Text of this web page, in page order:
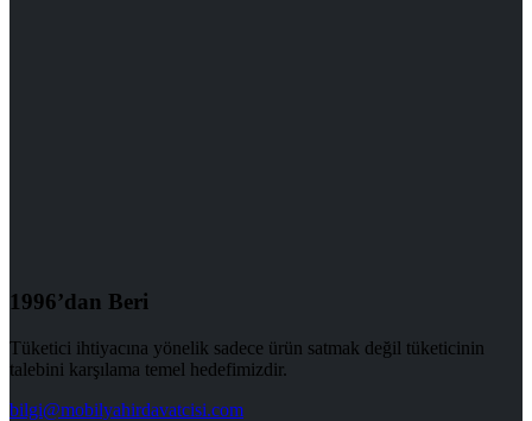
1996’dan Beri
Tüketici ihtiyacına yönelik sadece ürün satmak değil tüketicinin
talebini karşılama temel hedefimizdir.
bilgi@mobilyahirdavatcisi.com